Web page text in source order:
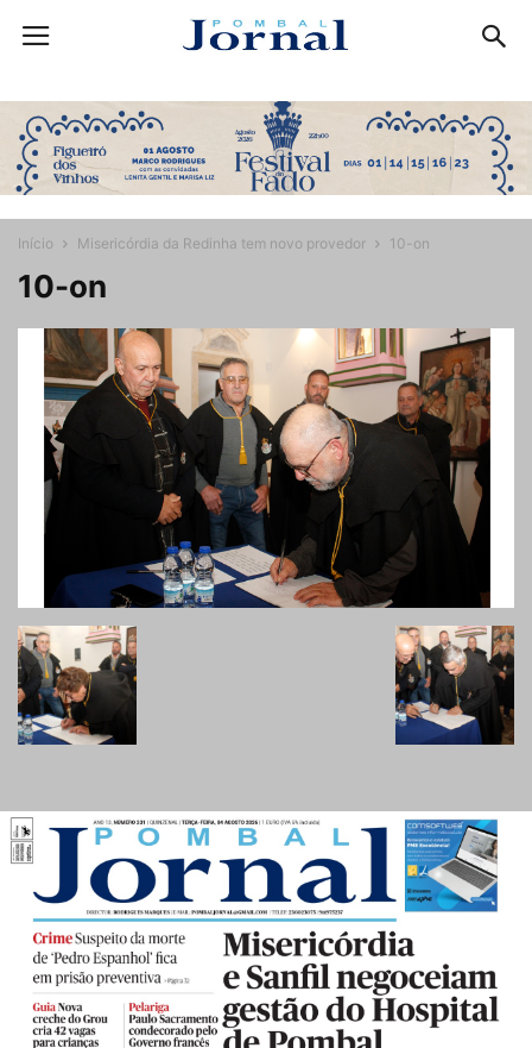
Início Misericórdia da Redinha tem novo provedor 10-on
10-on